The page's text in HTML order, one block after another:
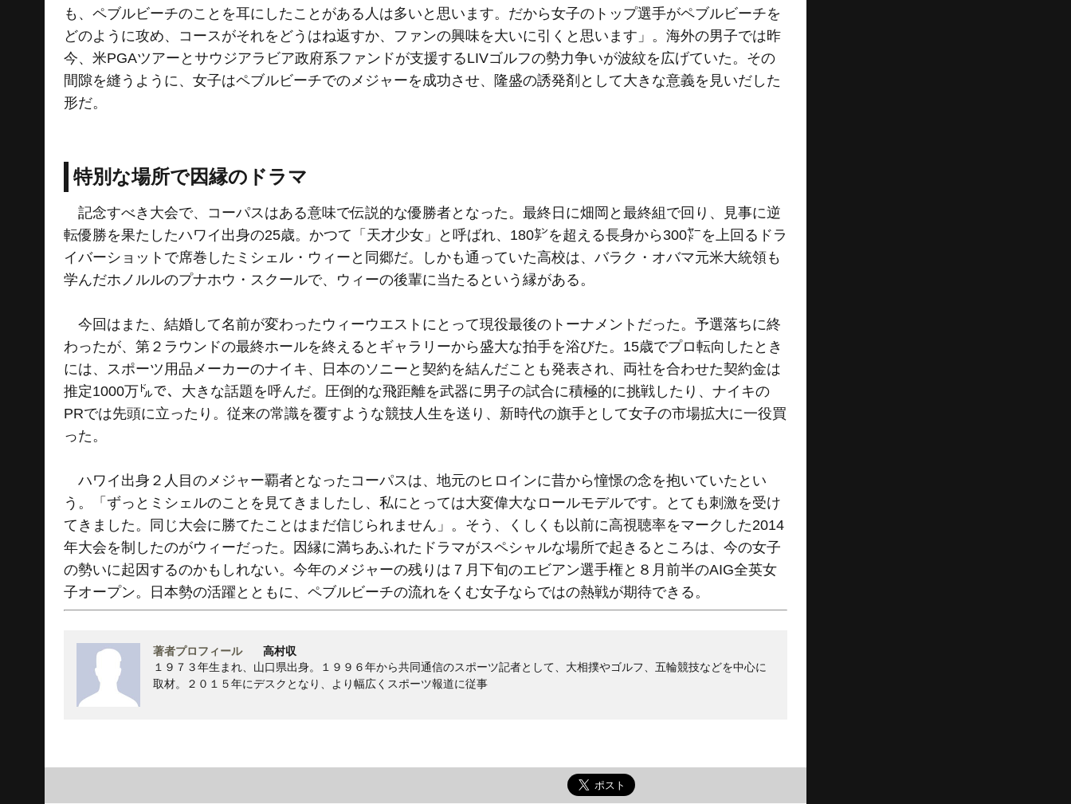
も、ペブルビーチのことを耳にしたことがある人は多いと思います。だから女子のトップ選手がペブルビーチを
どのように攻め、コースがそれをどうはね返すか、ファンの興味を大いに引くと思います」。海外の男子では昨
今、米PGAツアーとサウジアラビア政府系ファンドが支援するLIVゴルフの勢力争いが波紋を広げていた。その
間隙を縫うように、女子はペブルビーチでのメジャーを成功させ、隆盛の誘発剤として大きな意義を見いだした
形だ。
特別な場所で因縁のドラマ
記念すべき大会で、コーパスはある意味で伝説的な優勝者となった。最終日に畑岡と最終組で回り、見事に逆
転優勝を果たしたハワイ出身の25歳。かつて「天才少女」と呼ばれ、180㌢を超える長身から300㍎を上回るドラ
イバーショットで席巻したミシェル・ウィーと同郷だ。しかも通っていた高校は、バラク・オバマ元米大統領も
学んだホノルルのプナホウ・スクールで、ウィーの後輩に当たるという縁がある。
今回はまた、結婚して名前が変わったウィーウエストにとって現役最後のトーナメントだった。予選落ちに終
わったが、第２ラウンドの最終ホールを終えるとギャラリーから盛大な拍手を浴びた。15歳でプロ転向したとき
には、スポーツ用品メーカーのナイキ、日本のソニーと契約を結んだことも発表され、両社を合わせた契約金は
推定1000万㌦で、大きな話題を呼んだ。圧倒的な飛距離を武器に男子の試合に積極的に挑戦したり、ナイキの
PRでは先頭に立ったり。従来の常識を覆すような競技人生を送り、新時代の旗手として女子の市場拡大に一役買
った。
ハワイ出身２人目のメジャー覇者となったコーパスは、地元のヒロインに昔から憧憬の念を抱いていたとい
う。「ずっとミシェルのことを見てきましたし、私にとっては大変偉大なロールモデルです。とても刺激を受け
てきました。同じ大会に勝てたことはまだ信じられません」。そう、くしくも以前に高視聴率をマークした2014
年大会を制したのがウィーだった。因縁に満ちあふれたドラマがスペシャルな場所で起きるところは、今の女子
の勢いに起因するのかもしれない。今年のメジャーの残りは７月下旬のエビアン選手権と８月前半のAIG全英女
子オープン。日本勢の活躍とともに、ペブルビーチの流れをくむ女子ならではの熱戦が期待できる。
著者プロフィール
高村収
１９７３年生まれ、山口県出身。１９９６年から共同通信のスポーツ記者として、大相撲やゴルフ、五輪競技などを中心に
取材。２０１５年にデスクとなり、より幅広くスポーツ報道に従事